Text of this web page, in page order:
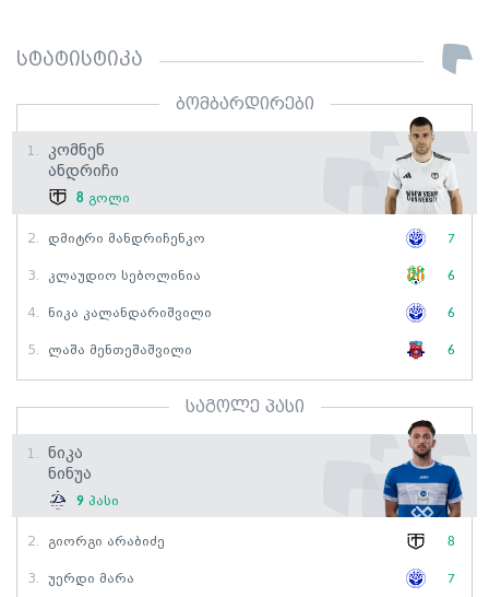
სტატისტიკა
ბომბარდირები
1.
Კომნენ
Ანდრიჩი
8 გოლი
2. Დმიტრი Მანდრიჩენკო 7
3. Კლაუდიო Სებოლინია 6
4. Ნიკა Კალანდარიშვილი 6
5. Ლაშა Მენთეშაშვილი 6
საგოლე პასი
1.
Ნიკა
Ნინუა
9 პასი
2. Გიორგი Არაბიძე 8
3. Უერდი Მარა 7